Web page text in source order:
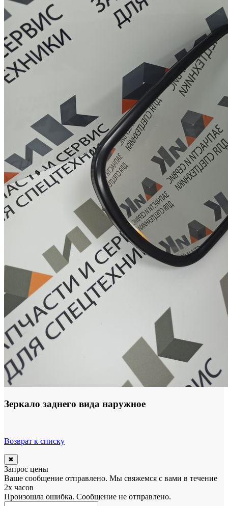
Зеркало заднего вида наружное
Возврат к списку
✖
Запрос цены
Ваше сообщение отправлено. Мы свяжемся с вами в течение
2х часов
Произошла ошибка. Сообщение не отправлено.